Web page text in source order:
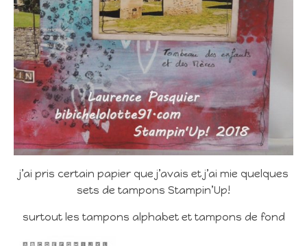
j’ai pris certain papier que j’avais et j’ai mie quelques
sets de tampons Stampin’Up!
surtout les tampons alphabet et tampons de fond